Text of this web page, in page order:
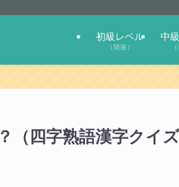
初級レベル
（簡単）
中
（四字熟語漢字クイ